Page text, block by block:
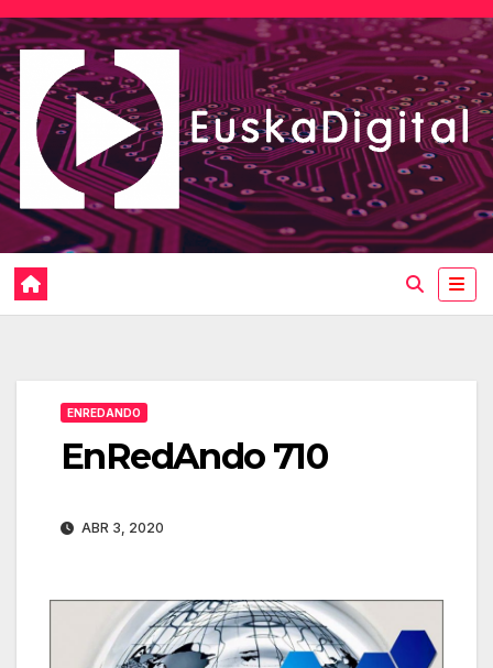
Saltar
al
contenido
ENREDANDO
EnRedAndo 710
ABR 3, 2020